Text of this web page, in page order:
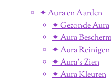
✦ Aura en Aarden
✦ Gezonde Aura
✦ Aura
✦ Aura Reinigen
✦ Aura's Zien
✦ Aura Kleuren